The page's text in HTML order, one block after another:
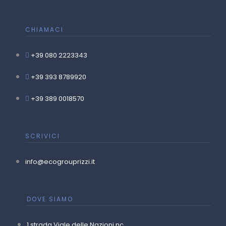
CHIAMACI
+39 080 2223343
+39 393 8789920
+39 389 0018570
SCRIVICI
info@ecogrouprizzi.it
DOVE SIAMO